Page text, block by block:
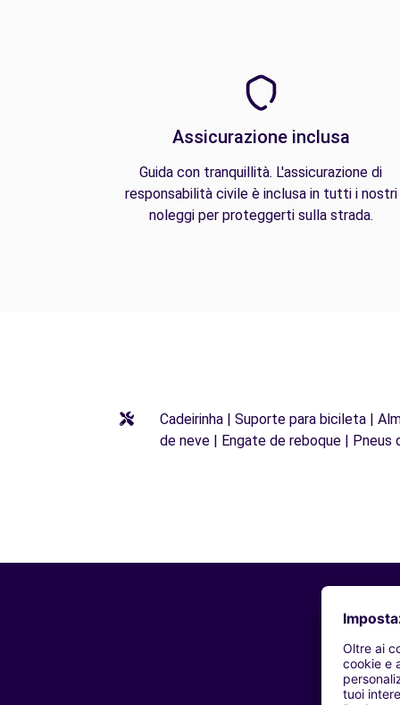
Assicurazione inclusa
Guida con tranquillità. L'assicurazione di
responsabilità civile è inclusa in tutti i nostri
noleggi per proteggerti sulla strada.
Cadeirinha | Suporte para bicileta |
de neve | Engate de reboque | Pneus